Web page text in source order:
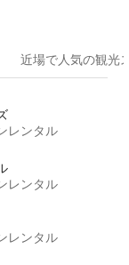
近場で人気の観光
レンタル
レンタル
レンタル